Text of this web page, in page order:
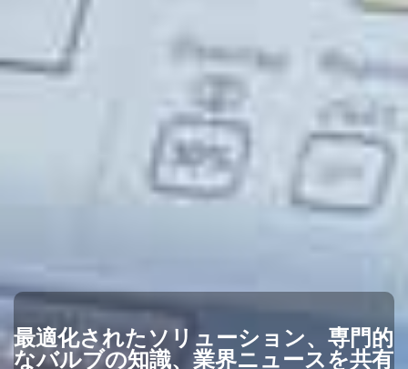
最適化されたソリューション、専門的
なバルブの知識、業界ニュースを共有